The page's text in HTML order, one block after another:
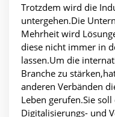
Trotzdem wird die
untergehen.Die
Mehrheit wird
diese nicht immer in
lassen.Um die
Branche zu
anderen Verbänden
Leben gerufen.Sie
Digitalisierungs- und